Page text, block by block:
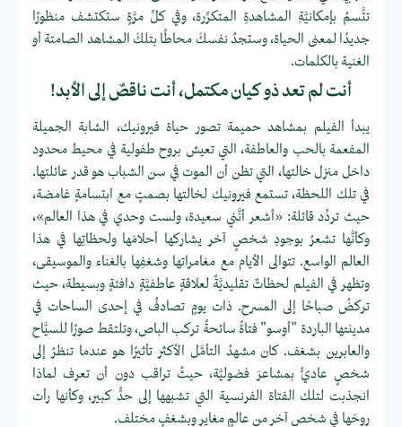
تتَّسمُ بإمكانيَّةِ المشاهدةِ المتكرِّرة، وفي كلِّ مرَّةٍ ستكتشف منظورًا
جديدًا لمعنى الحياة، وستجدُ نفسكَ محاطًا بتلكَ المشاهد الصامتة أو
الغنية بالكلمات.
أنت لم تعد ذو كيان مكتمل، أنت ناقصٌ إلى الأبد!
يبدأ الفيلم بمشاهد حميمة تصور حياة فيرونيك، الشابة الجميلة
المفعمة بالحب والعاطفة، التي تعيش بروح طفولية في محيط محدود
داخل منزل خالتها، التي تظن أن الموت في سن الشباب هو قدر عائلتها.
في تلك اللحظة، تستمع فيرونيك لخالتها بصمتٍ مع ابتسامةٍ غامضة،
حيث تردِّد قائلة: «أشعر أنَّني سعيدة، ولست وحدي في هذا العالم»،
وكأنَّها تشعرُ بوجودِ شخصٍ آخر يشاركها أحلامَها ولحظاتِها في هذا
العالم الواسع. تتوالى الأيام مع مغامراتها وشغفِها بالغناء والموسيقى،
وتظهر في الفيلم لحظاتٌ تقليديَّةٌ لعلاقةٍ عاطفيَّةٍ دافئةٍ وبسيطة، حيث
تركضُ صباحًا إلى المسرح. ذات يومٍ تصادفُ في إحدى الساحات في
مدينتها الباردة "أوسو" فتاةً سائحةً تركب الباص، وتلتقط صورًا للسيَّاح
والعابرين بشغف. كان مشهدُ التأمَّل الأكثر تأثيرًا هو عندما تنظرُ إلى
شخصٍ عاديٍّ بمشاعرَ فضوليَّة، حيثُ تراقب دون أن تعرف لماذا
انجذبت لتلك الفتاة الفرنسية التي تشبهها إلى حدٍّ كبير، وكأنها رأت
روحَها في شخصٍ آخر من عالمٍ مغايرٍ وبشغفٍ مختلف.